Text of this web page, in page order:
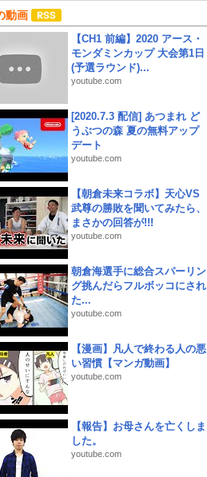
動画
【CH1 前編】2020 アース・
モンダミンカップ 大会第1日
(予選ラウンド)...
youtube.com
[2020.7.3 配信] あつまれ ど
うぶつの森 夏の無料アップ
デート
youtube.com
【朝倉未来コラボ】天心VS
武尊の勝敗を聞いてみたら、
まさかの回答が!!!
youtube.com
朝倉海選手に総合スパーリン
グ挑んだらフルボッコにされ
た...
youtube.com
【漫画】凡人で終わる人の悪
い習慣【マンガ動画】
youtube.com
【報告】お母さんを亡くしま
した。
youtube.com